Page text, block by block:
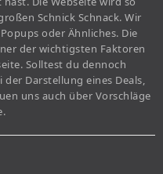
Schnick Schnack. Wir
oder Ähnliches. Die
der wichtigsten Faktoren
Solltest du dennoch
Darstellung eines Deals,
uns auch über Vorschläge